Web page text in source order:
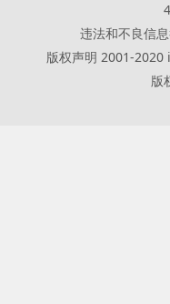
违法和不良信
版权声明 2001-
版